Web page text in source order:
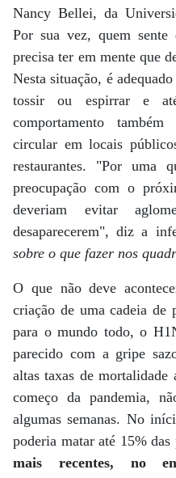
Nancy Bellei, da
Por sua vez, quem sente
precisa ter em mente que
Nesta situação, é
tossir ou espirrar e
comportamento
circular em locais
restaurantes. "Por uma
preocupação com o
deveriam evitar
desaparecerem", diz a
sobre o que fazer nos
O que não deve
criação de uma cadeia de
para o mundo todo, o
parecido com a gripe
altas taxas de
começo da pandemia,
algumas semanas. No
poderia matar até 15% das
mais recentes, no